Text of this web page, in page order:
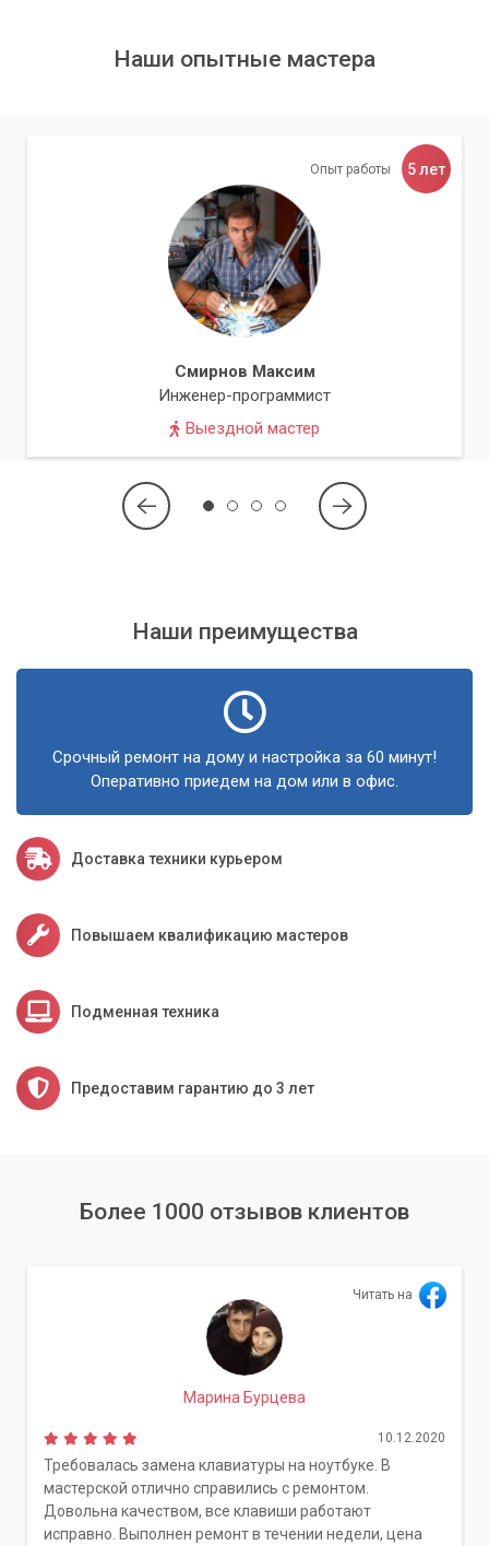
Мастера»
Наши инженеры регулярно
повышают свою квалификацию и находятся в курсе
последних вирусных угроз.
Быстрое реагирование:Мы понимаем, как важна
оперативная помощь при заражении компьютера.
Специалист может выехать к вам или принять устройство в
Мы предлагаем конкурентные цены на
все виды услуг, включая удаление вредоносных программ.
Гарантию качества:Мы уверены в качестве наших услуг и
Не позволяйте вредоносным программам портить вашу
работу и доставлять неудобства. Обратитесь в сервисный
центр «Компьютерный Мастер» – мы вернем вашему
устройству стабильность, безопасность и
производительность!
Наши опытные мастера
Опыт работы 5 лет
Смирнов Максим
Инженер-программист
Выездной мастер
Наши преимущества
Срочный ремонт на дому и настройка за 60 минут!
Оперативно приедем на дом или в офис.
Доставка техники курьером
Повышаем квалификацию мастеров
Подменная техника
Предоставим гарантию до 3 лет
Более 1000 отзывов клиентов
Читать на
Марина Бурцева
10.12.2020
Требовалась замена клавиатуры на ноутбуке. В
мастерской отлично справились с ремонтом.
Довольна качеством, все клавиши работают
исправно. Выполнен ремонт в течении недели, цена